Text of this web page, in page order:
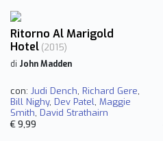
Ritorno Al Marigold
Hotel (2015)
di John Madden
con: Judi Dench, Richard Gere,
Bill Nighy, Dev Patel, Maggie
Smith, David Strathairn
€ 9,99